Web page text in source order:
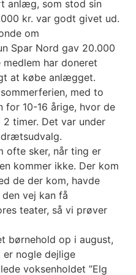
anlæg, som stod sin
kr. var godt givet ud.
om
Spar Nord gav 20.000
medlem har doneret
at købe anlægget.
med to
for 10-16 årige, hvor de
timer. Det var under
ofte sker, når ting er
kommer ikke. Der kom
de der kom, havde
vej kan få
teater, så vi prøver
børnehold op i august,
nogle dejlige
voksenholdet ”Elg